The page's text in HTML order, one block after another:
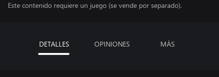
Este contenido requiere un juego (se vende por separado).
DETALLES OPINIONES MÁS